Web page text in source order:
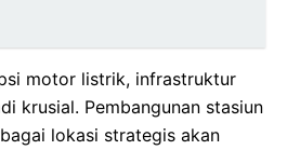
motor listrik, infrastruktur
krusial. Pembangunan stasiun
lokasi strategis akan